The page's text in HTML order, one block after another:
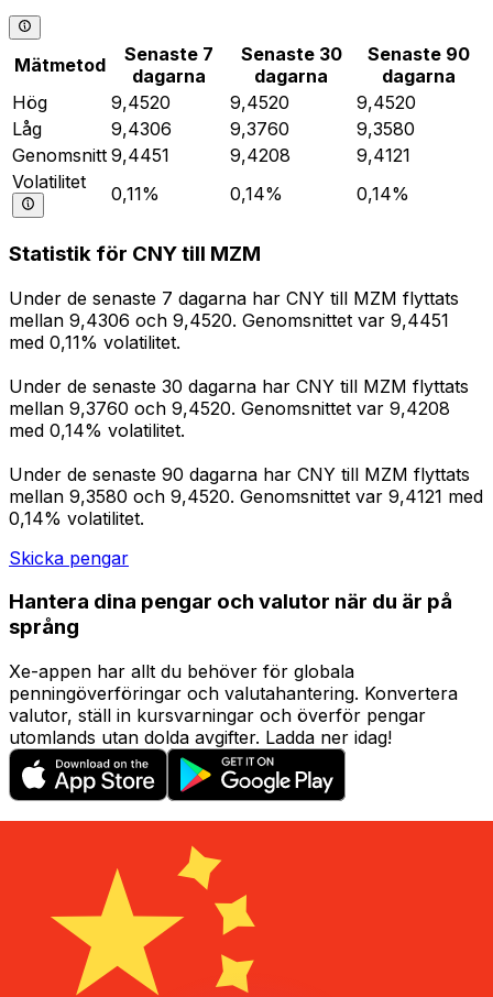
Mätmetod
Senaste 7
dagarna
Senaste 30
dagarna
Senaste 90
dagarna
Hög
9,4520 9,4520
9,4520
Låg
9,4306 9,3760
9,3580
Genomsnitt 9,4451 9,4208
9,4121
Volatilitet
0,11% 0,14% 0,14%
Statistik för CNY till MZM
Under de senaste 7 dagarna har CNY till MZM flyttats
mellan 9,4306 och 9,4520. Genomsnittet var 9,4451
med 0,11% volatilitet.
Under de senaste 30 dagarna har CNY till MZM flyttats
mellan 9,3760 och 9,4520. Genomsnittet var 9,4208
med 0,14% volatilitet.
Under de senaste 90 dagarna har CNY till MZM flyttats
mellan 9,3580 och 9,4520. Genomsnittet var 9,4121 med
0,14% volatilitet.
Skicka pengar
Hantera dina pengar och valutor när du är på
språng
Xe-appen har allt du behöver för globala
penningöverföringar och valutahantering. Konvertera
valutor, ställ in kursvarningar och överför pengar
utomlands utan dolda avgifter. Ladda ner idag!